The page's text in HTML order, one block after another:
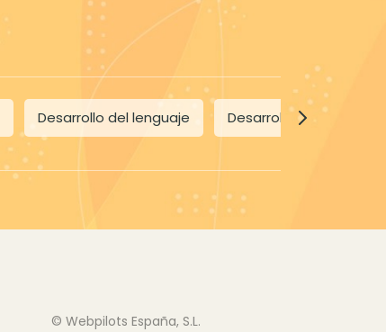
Desarrollo del lenguaje Desarrollo del niño
© Webpilots España, S.L.